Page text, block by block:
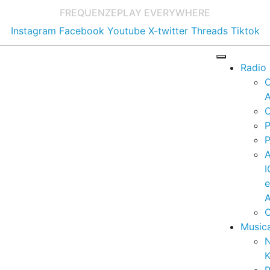
FREQUENZEPLAY EVERYWHERE
Instagram Facebook Youtube X-twitter Threads Tiktok
Radio
e